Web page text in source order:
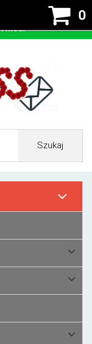
0
Szukaj
ciastek w celu
cookies